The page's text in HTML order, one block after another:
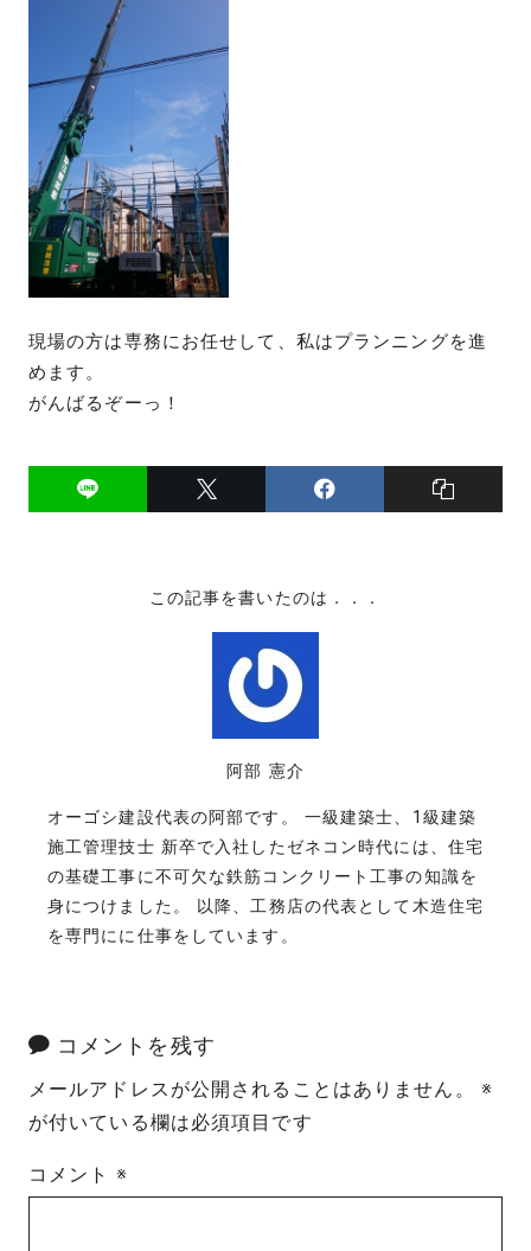
現場の方は専務にお任せして、私はプランニングを進
めます。
がんばるぞーっ！
この記事を書いたのは．．．
阿部 憲介
オーゴシ建設代表の阿部です。 一級建築士、1級建築
施工管理技士 新卒で入社したゼネコン時代には、住宅
の基礎工事に不可欠な鉄筋コンクリート工事の知識を
身につけました。 以降、工務店の代表として木造住宅
を専門にに仕事をしています。
コメントを残す
メールアドレスが公開されることはありません。
※
が付いている欄は必須項目です
コメント ※